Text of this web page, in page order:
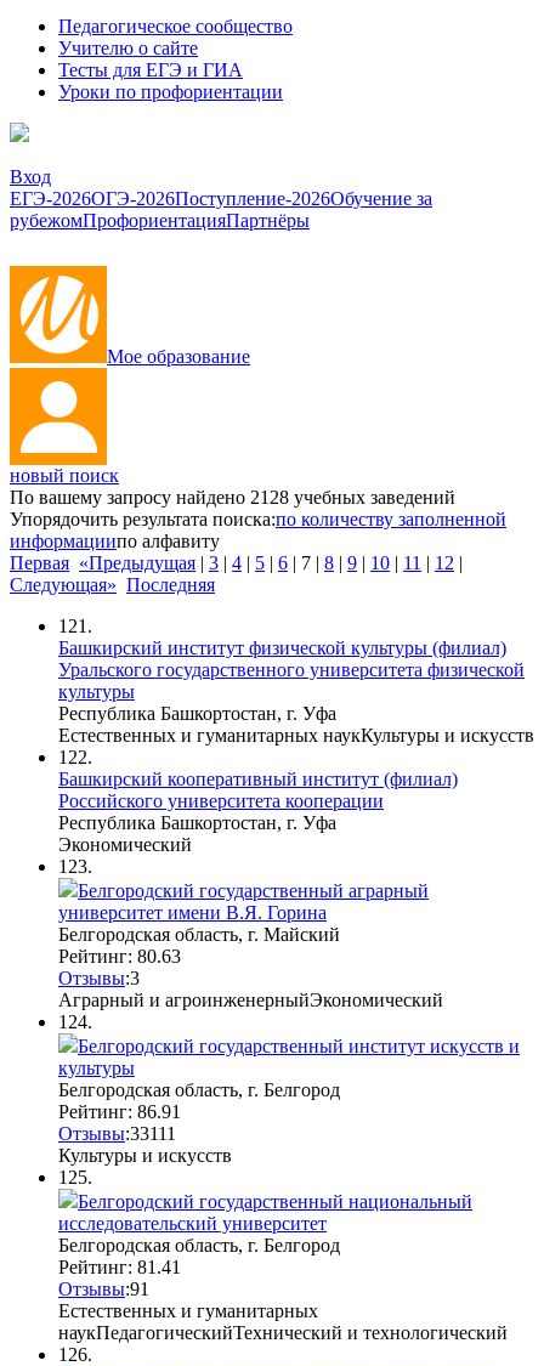
Педагогическое сообщество
Учителю о сайте
Тесты для ЕГЭ и ГИА
Уроки по профориентации
Вход
ЕГЭ-2026ОГЭ-2026Поступление-2026Обучение за
рубежомПрофориентацияПартнёры
Мое образование
новый поиск
По вашему запросу найдено 2128 учебных заведений
Упорядочить результата поиска:по количеству заполненной
информациипо алфавиту
Первая «Предыдущая | 3 | 4 | 5 | 6 | 7 | 8 | 9 | 10 | 11 | 12 |
Следующая» Последняя
121.
Башкирский институт физической культуры (филиал)
Уральского государственного университета физической
культуры
Республика Башкортостан, г. Уфа
Естественных и гуманитарных наукКультуры и искусств
122.
Башкирский кооперативный институт (филиал)
Российского университета кооперации
Республика Башкортостан, г. Уфа
Экономический
123.
Белгородский государственный аграрный
университет имени В.Я. Горина
Белгородская область, г. Майский
Рейтинг: 80.63
Отзывы:3
Аграрный и агроинженерныйЭкономический
124.
Белгородский государственный институт искусств и
культуры
Белгородская область, г. Белгород
Рейтинг: 86.91
Отзывы:33111
Культуры и искусств
125.
Белгородский государственный национальный
исследовательский университет
Белгородская область, г. Белгород
Рейтинг: 81.41
Отзывы:91
Естественных и гуманитарных
наукПедагогическийТехнический и технологический
126.